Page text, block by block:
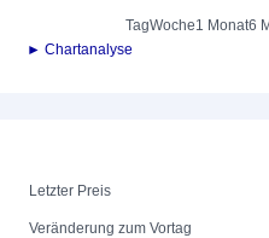
TagWoche1 Monat6
► Chartanalyse
Letzter Preis
Veränderung zum Vortag